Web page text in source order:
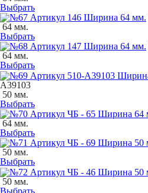
Выбрать
64 мм.
Выбрать
64 мм.
Выбрать
А39103
50 мм.
Выбрать
64 мм.
Выбрать
50 мм.
Выбрать
50 мм.
Выбрать